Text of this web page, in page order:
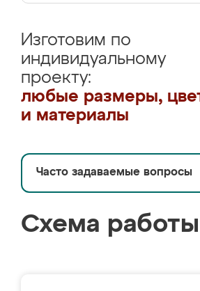
Изготовим по
индивидуальному
проекту:
любые размеры,
и материалы
Часто задаваемые вопросы
Схема работы